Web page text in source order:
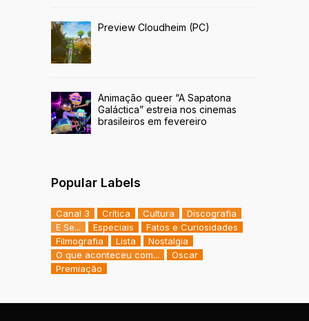
Preview Cloudheim (PC)
Animação queer “A Sapatona
Galáctica” estreia nos cinemas
brasileiros em fevereiro
Popular Labels
Canal 3 Crítica Cultura
Discografia
E Se...
Especiais
Fatos e Curiosidades
Filmografia
Lista
Nostalgia
O que aconteceu com...
Oscar
Premiação